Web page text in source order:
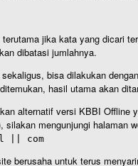
jika kata yang dicari
dibatasi jumlahnya.
bisa dilakukan
hasil utama akan
alternatif versi KBBI
silakan mengunjungi halaman
|| com
berusaha untuk terus